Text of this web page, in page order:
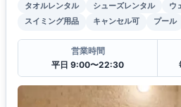
タオルレンタル シューズレンタル
ウ
スイミング用品
キャンセル可 プール
営業時間
平日 9:00〜22:30